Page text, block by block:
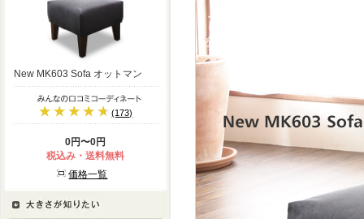
New MK603 Sofa オットマン
(173)
0円〜0円
税込み・送料無料
価格一覧